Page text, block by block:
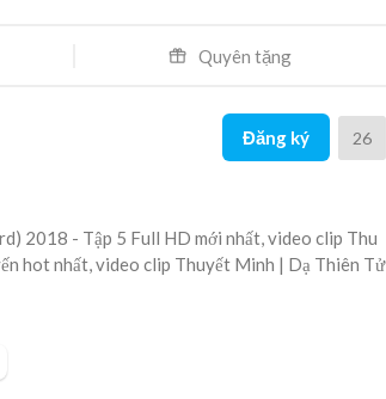
Quyên tặng
Đăng ký 26
2018 - Tập 5 Full HD mới nhất, video clip Thu
hot nhất, video clip Thuyết Minh | Dạ Thiên Tử